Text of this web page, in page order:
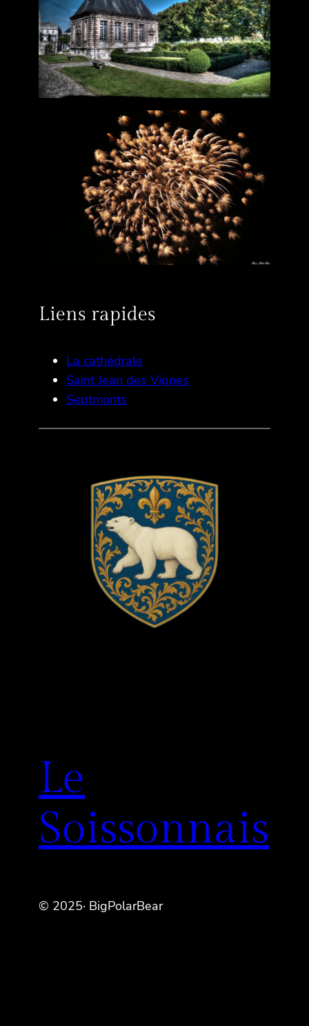
Liens rapides
La cathédrale
Saint Jean des Vignes
Septmonts
Le
Soissonnais
© 2025· BigPolarBear